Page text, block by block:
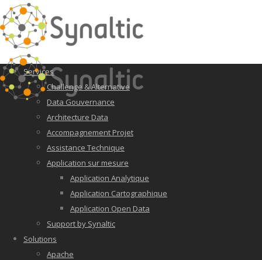
Services
Challenge & Alternative
Data Gouvernance
Architecture Data
Accompagnement Projet
Assistance Technique
Application sur mesure
Application Analytique
Application Cartographique
Application Open Data
Support by Synaltic
Solutions
Apache